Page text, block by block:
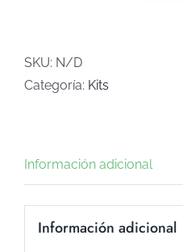
180)
cantidad
SKU: N/D
Categoría: Kits
Información adicional
Información adicional